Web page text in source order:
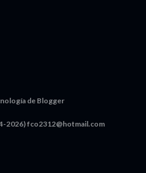
de Blogger
2026) fco2312@hotmail.com